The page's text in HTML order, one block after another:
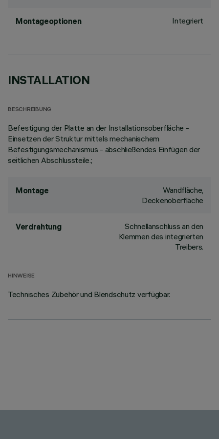
Montageoptionen Integriert
INSTALLATION
BESCHREIBUNG
Befestigung der Platte an der Installationsoberfläche -
Einsetzen der Struktur mittels mechanischem
Befestigungsmechanismus - abschließendes Einfügen der
seitlichen Abschlussteile.;
Montage
Wandfläche,
Deckenoberfläche
Verdrahtung
Schnellanschluss an den
Klemmen des integrierten
Treibers.
HINWEISE
Technisches Zubehör und Blendschutz verfügbar.